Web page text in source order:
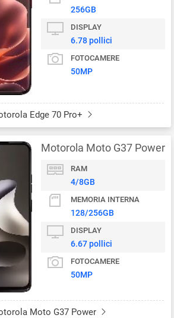
256GB
DISPLAY
6.78 pollici
FOTOCAMERE
50MP
Edge 70 Pro+
Motorola Moto G37 Power
RAM
4/8GB
MEMORIA INTERNA
128/256GB
DISPLAY
6.67 pollici
FOTOCAMERE
50MP
Moto G37 Power